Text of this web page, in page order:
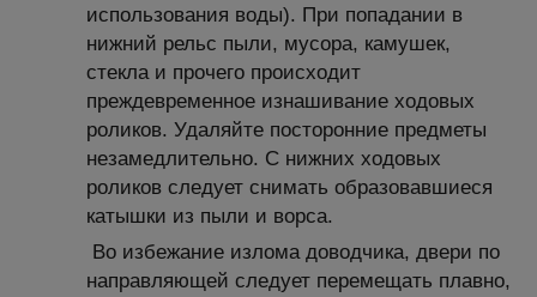
использования воды). При попадании в
нижний рельс пыли, мусора, камушек,
стекла и прочего происходит
преждевременное изнашивание ходовых
роликов. Удаляйте посторонние предметы
незамедлительно. С нижних ходовых
роликов следует снимать образовавшиеся
катышки из пыли и ворса.
Во избежание излома доводчика, двери по
направляющей следует перемещать плавно,